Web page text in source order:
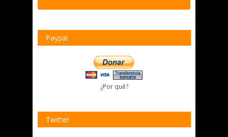
Paypal
¿Por qué?
Twitter